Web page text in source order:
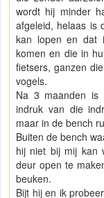
wordt hij minder
afgeleid, helaas is
kan lopen en dat
komen en die in
fietsers, ganzen
vogels.
Na 3 maanden is
indruk van die
maar in de bench
Buiten de bench
hij niet bij mij kan
deur open te
beuken.
Bijt hij en ik